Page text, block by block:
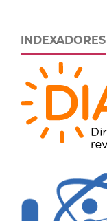
INDEXADORES